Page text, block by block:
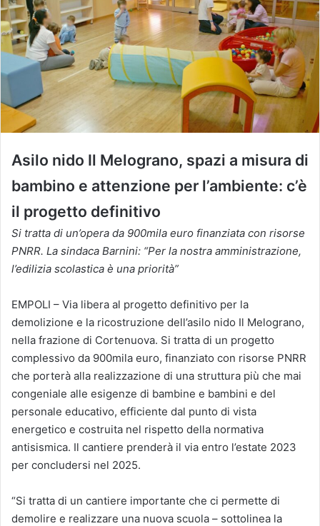
Asilo nido Il Melograno, spazi a misura di
bambino e attenzione per l’ambiente: c’è
il progetto definitivo
Si tratta di un’opera da 900mila euro finanziata con risorse
PNRR. La sindaca Barnini: “Per la nostra amministrazione,
l’edilizia scolastica è una priorità”
EMPOLI – Via libera al progetto definitivo per la
demolizione e la ricostruzione dell’asilo nido Il Melograno,
nella frazione di Cortenuova. Si tratta di un progetto
complessivo da 900mila euro, finanziato con risorse PNRR
che porterà alla realizzazione di una struttura più che mai
congeniale alle esigenze di bambine e bambini e del
personale educativo, efficiente dal punto di vista
energetico e costruita nel rispetto della normativa
antisismica. Il cantiere prenderà il via entro l’estate 2023
per concludersi nel 2025.
“Si tratta di un cantiere importante che ci permette di
demolire e realizzare una nuova scuola – sottolinea la